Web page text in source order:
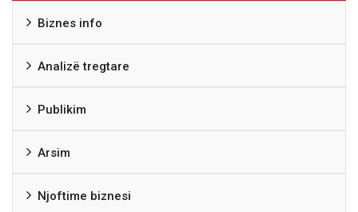
Biznes info
Analizë tregtare
Publikim
Arsim
Njoftime biznesi